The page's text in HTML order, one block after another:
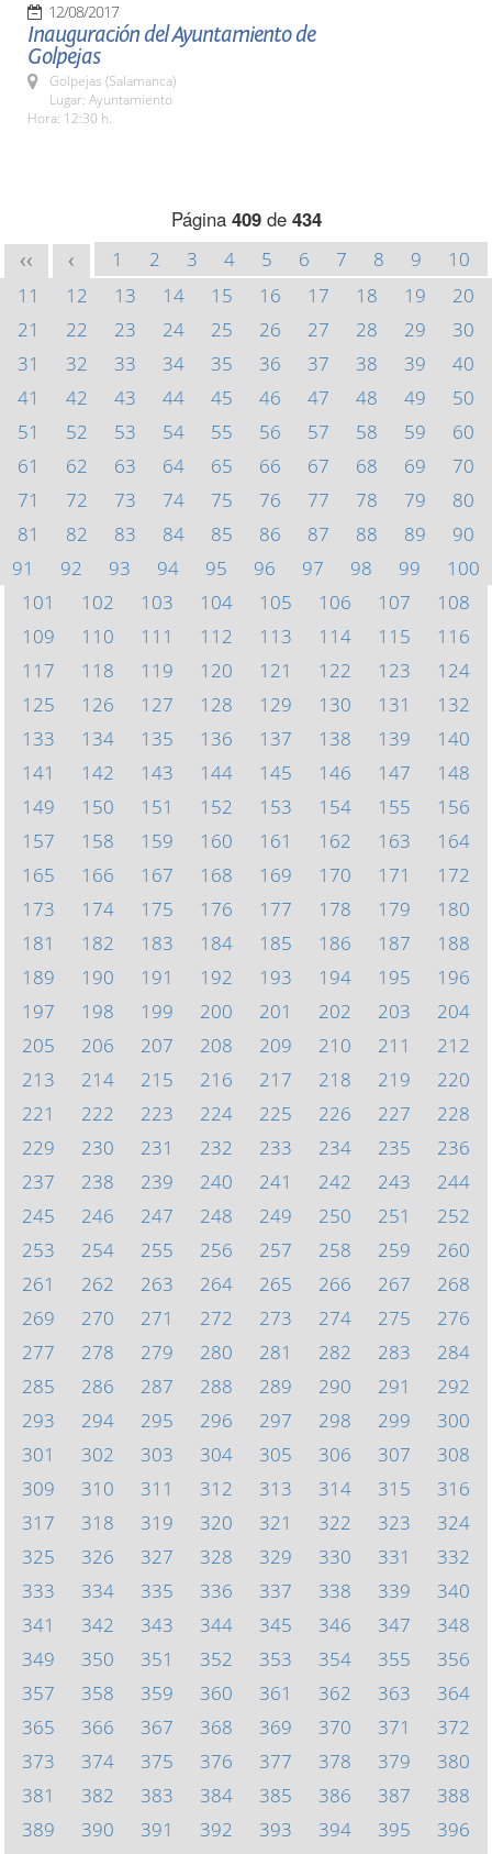
12/08/2017
Inauguración del Ayuntamiento de
Golpejas
Golpejas (Salamanca)
Lugar: Ayuntamiento
Hora: 12:30 h.
Página 409de 434
<< < 1 2 3 4 5 6 7 8 9
10
11
12 13 14 15 16 17 18 19
20
21
22 23 24 25 26 27 28 29
30
31
32 33 34 35 36 37 38 39
40
41
42 43 44 45 46 47 48 49
50
51
52 53 54 55 56 57 58 59
60
61
62 63 64 65 66 67 68 69
70
71
72 73 74 75 76 77 78 79
80
81
82 83 84 85 86 87 88 89
90
91
92 93 94 95 96 97 98 99
100
101
102 103 104 105 106 107
108
109
110 111 112 113 114 115
116
117
118 119 120 121 122 123
124
125
126 127 128 129 130 131
132
133
134 135 136 137 138 139
140
141
142 143 144 145 146 147
148
149
150 151 152 153 154 155
156
157
158 159 160 161 162 163
164
165
166 167 168 169 170 171
172
173
174 175 176 177 178 179
180
181
182 183 184 185 186 187
188
189
190 191 192 193 194 195
196
197
198 199 200 201 202 203
204
205
206 207 208 209 210 211
212
213
214 215 216 217 218 219
220
221
222 223 224 225 226 227
228
229
230 231 232 233 234 235
236
237
238 239 240 241 242 243
244
245
246 247 248 249 250 251
252
253
254 255 256 257 258 259
260
261
262 263 264 265 266 267
268
269
270 271 272 273 274 275
276
277
278 279 280 281 282 283
284
285
286 287 288 289 290 291
292
293
294 295 296 297 298 299
300
301
302 303 304 305 306 307
308
309
310 311 312 313 314 315
316
317
318 319 320 321 322 323
324
325
326 327 328 329 330 331
332
333
334 335 336 337 338 339
340
341
342 343 344 345 346 347
348
349
350 351 352 353 354 355
356
357
358 359 360 361 362 363
364
365
366 367 368 369 370 371
372
373
374 375 376 377 378 379
380
381
382 383 384 385 386 387
388
389
390 391 392 393 394 395
396